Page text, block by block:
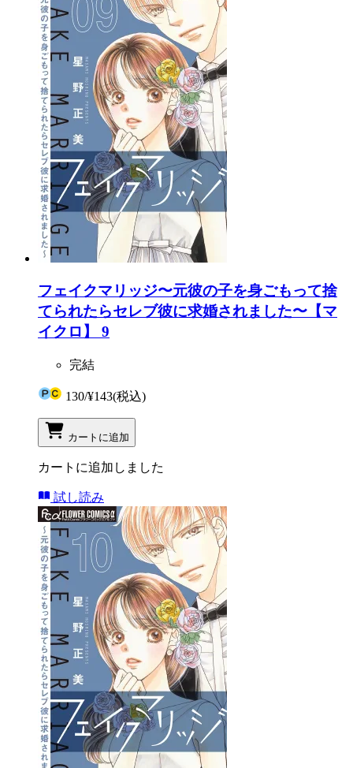
フェイクマリッジ〜元彼の子を身ごもって捨
てられたらセレブ彼に求婚されました〜【マ
イクロ】 9
完結
130/¥143(税込)
カートに追加
カートに追加しました
試し読み